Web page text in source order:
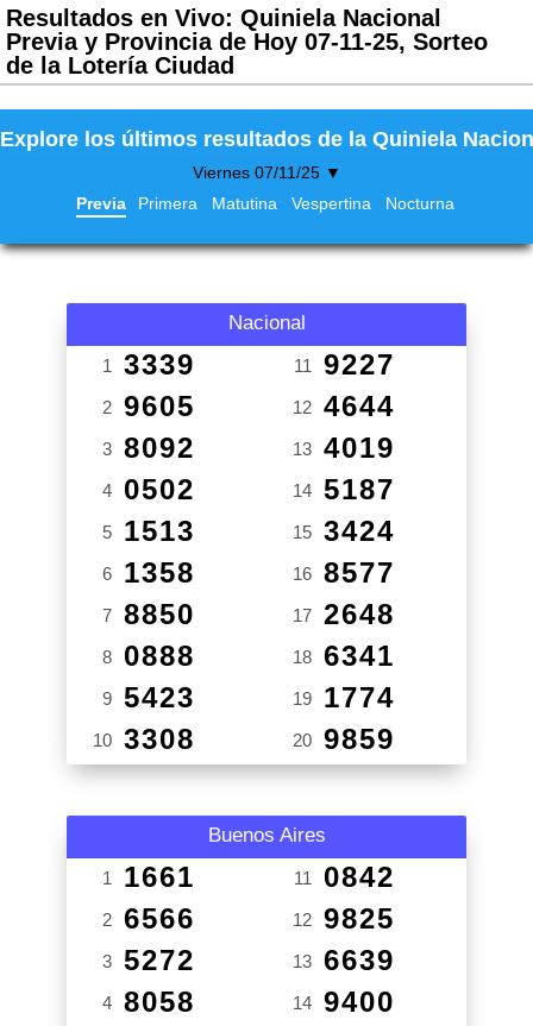
Resultados en Vivo: Quiniela Nacional
Previa y Provincia de Hoy 07-11-25, Sorteo
de la Lotería Ciudad
Explore los últimos resultados de la Quiniela
Viernes 07/11/25 ▼
Previa
Primera Matutina Vespertina Nocturna
Nacional
1 3339
2 9605
3 8092
4 0502
5 1513
6 1358
7 8850
8 0888
9 5423
10 3308
11 9227
12 4644
13 4019
14 5187
15 3424
16 8577
17 2648
18 6341
19 1774
20 9859
Buenos Aires
1 1661
2 6566
3 5272
4 8058
11 0842
12 9825
13 6639
14 9400